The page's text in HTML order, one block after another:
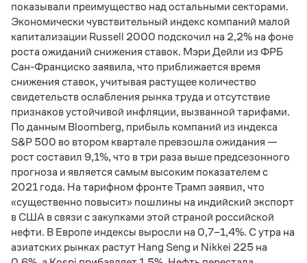
показывали преимущество над остальными секторами.
Экономически чувствительный индекс компаний малой
капитализации Russell 2000 подскочил на 2,2% на фоне
роста ожиданий снижения ставок. Мэри Дейли из ФРБ
Сан-Франциско заявила, что приближается время
снижения ставок, учитывая растущее количество
свидетельств ослабления рынка труда и отсутствие
признаков устойчивой инфляции, вызванной тарифами.
По данным Bloomberg, прибыль компаний из индекса
S&P 500 во втором квартале превзошла ожидания —
рост составил 9,1%, что в три раза выше предсезонного
прогноза и является самым высоким показателем с
2021 года. На тарифном фронте Трамп заявил, что
«существенно повысит» пошлины на индийский экспорт
в США в связи с закупками этой страной российской
нефти. В Европе индексы выросли на 0,7–1,4%. С утра на
азиатских рынках растут Hang Seng и Nikkei 225 на